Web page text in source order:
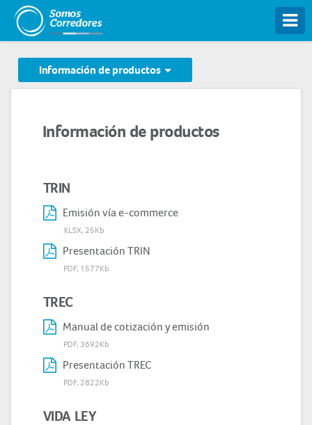
Información de productos
Información de productos
TRIN
Emisión vía e-commerce
XLSX, 25Kb
Presentación TRIN
PDF, 1577Kb
TREC
Manual de cotización y emisión
PDF, 3692Kb
Presentación TREC
PDF, 2822Kb
VIDA LEY